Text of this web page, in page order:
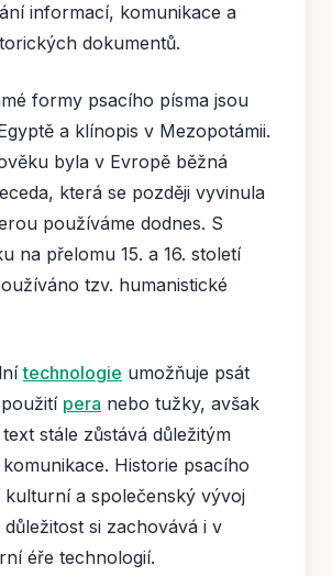
informací, komunikace a
dokumentů.
formy psacího písma jsou
a klínopis v Mezopotámii.
byla v Evropě běžná
která se později vyvinula
používáme dodnes. S
na přelomu 15. a 16. století
tzv. humanistické
technologie umožňuje psát
pera nebo tužky, avšak
stále zůstává důležitým
Historie psacího
kulturní a společenský vývoj
důležitost si zachovává i v
éře technologií.